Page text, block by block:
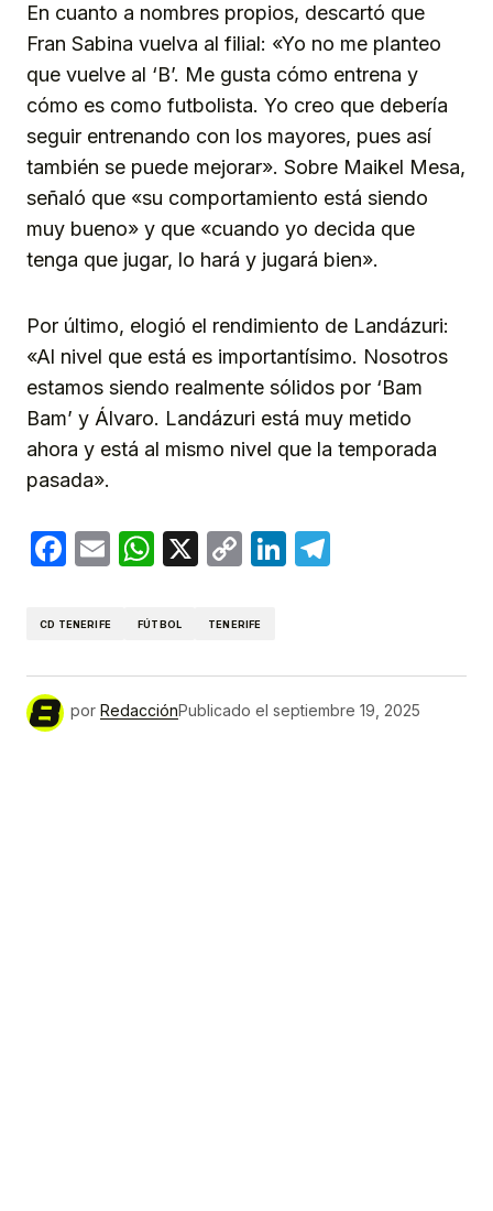
En cuanto a nombres propios, descartó que
Fran Sabina vuelva al filial: «Yo no me planteo
que vuelve al ‘B’. Me gusta cómo entrena y
cómo es como futbolista. Yo creo que debería
seguir entrenando con los mayores, pues así
también se puede mejorar». Sobre Maikel Mesa,
señaló que «su comportamiento está siendo
muy bueno» y que «cuando yo decida que
tenga que jugar, lo hará y jugará bien».
Por último, elogió el rendimiento de Landázuri:
«Al nivel que está es importantísimo. Nosotros
estamos siendo realmente sólidos por ‘Bam
Bam’ y Álvaro. Landázuri está muy metido
ahora y está al mismo nivel que la temporada
pasada».
Facebook
EmailWhatsApp
X
CopyLinkedIn
CD TENERIFE FÚTBOL TENERIFE
por RedacciónPublicado el septiembre 19, 2025